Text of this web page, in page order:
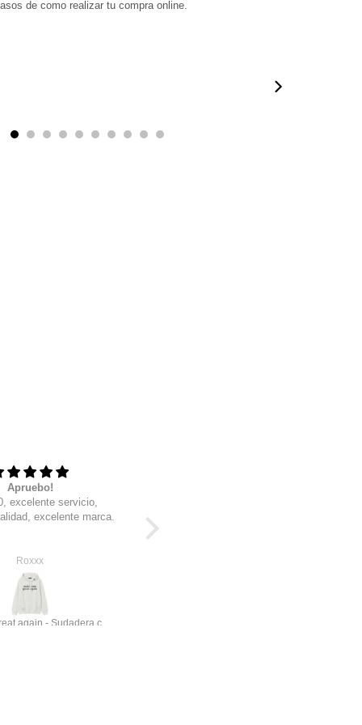
de como realizar tu compra online.
Apruebo!
excelente servicio,
excelente marca.
Roxxx
Make emo great again - Sudadera con gorro